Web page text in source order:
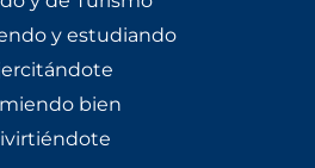
y estudiando
bien